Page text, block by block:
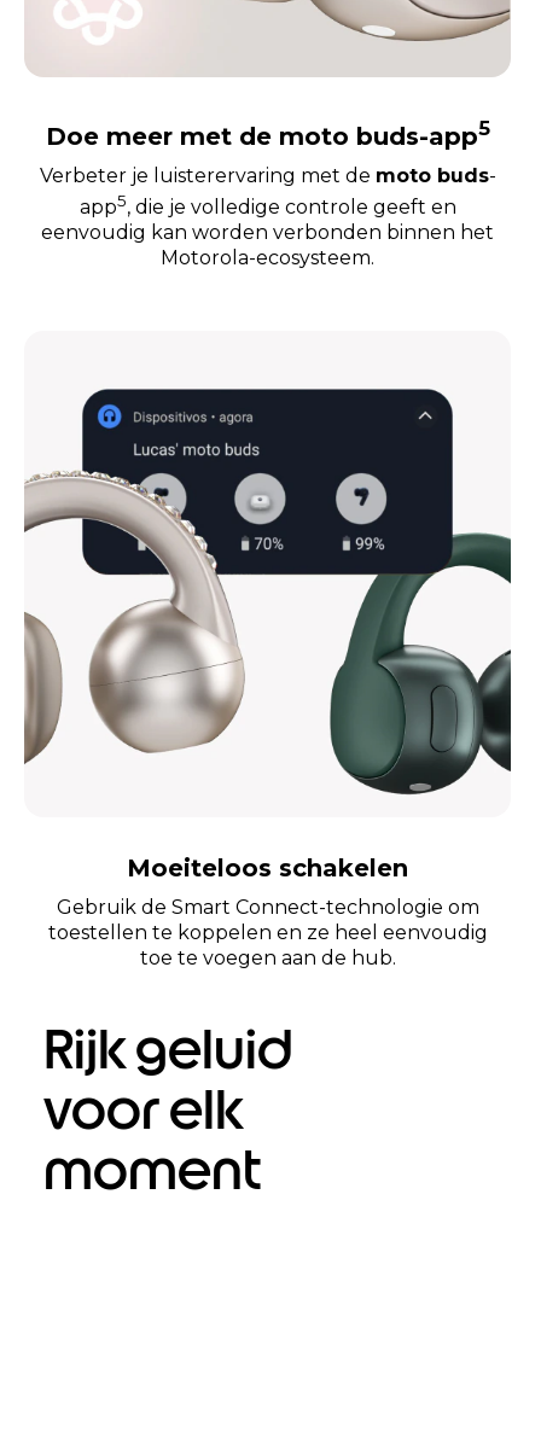
Doe meer met de moto buds-app5
Verbeter je luisterervaring met de moto buds-
app5, die je volledige controle geeft en
eenvoudig kan worden verbonden binnen het
Motorola-ecosysteem.
Moeiteloos schakelen
Gebruik de Smart Connect-technologie om
toestellen te koppelen en ze heel eenvoudig
toe te voegen aan de hub.
Rijk geluid
voor elk
moment